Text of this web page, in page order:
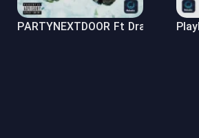
PARTYNEXTDOOR Ft Drake –